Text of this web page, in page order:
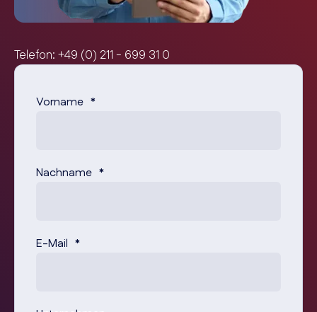
Telefon: +49 (0) 211 - 699 31 0
Vorname *
Nachname *
E-Mail *